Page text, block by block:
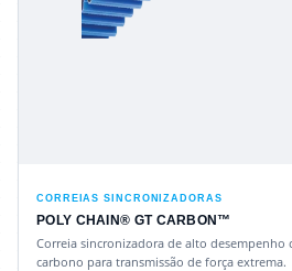
CORREIAS SINCRONIZADORAS
POLY CHAIN® GT CARBON™
Correia sincronizadora de alto desempenho
carbono para transmissão de força extrema.